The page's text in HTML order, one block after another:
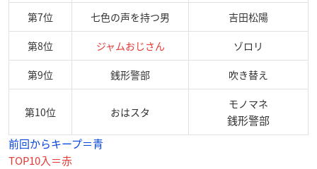
第7位 七色の声を持つ男 吉田松陽
第8位 ジャムおじさん ゾロリ
第9位 銭形警部 吹き替え
第10位 おはスタ
モノマネ
銭形警部
前回からキープ＝青
TOP10入＝赤